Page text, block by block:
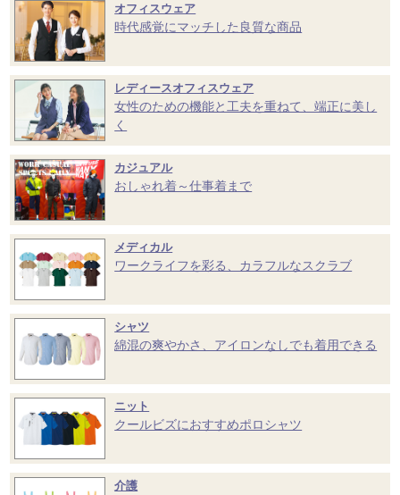
オフィスウェア
時代感覚にマッチした良質な商品
レディースオフィスウェア
女性のための機能と工夫を重ねて、端正に美し
く
カジュアル
おしゃれ着～仕事着まで
メディカル
ワークライフを彩る、カラフルなスクラブ
シャツ
綿混の爽やかさ、アイロンなしでも着用できる
ニット
クールビズにおすすめポロシャツ
介護